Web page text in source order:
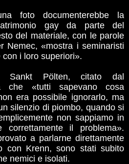
foto documenterebbe la
gay da parte del
del materiale, con le parole
Nemec, «mostra i seminaristi
i loro superiori».
Sankt Pölten, citato dal
che «tutti sapevano cosa
era possibile ignorarlo, ma
silenzio di piombo, quando si
non sappiamo in
correttamente il problema».
a parlarne direttamente
con Krenn, sono stati subito
nemici e isolati.